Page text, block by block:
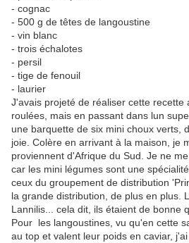
- cognac
- 500 g de têtes de langoustine
- vin blanc
- trois échalotes
- persil
- tige de fenouil
- laurier
J'avais projeté de réaliser cette recette
roulées, mais en passant dans lun
une barquette de six mini choux verts,
joie. Colère en arrivant à la maison, je
proviennent d'Afrique du Sud. Je ne
car les mini légumes sont une
ceux du groupement de distribution
la grande distribution, de plus en plus.
Lannilis... cela dit, ils étaient de bonne
Pour les langoustines, vu qu'en cette
au top et valent leur poids en caviar,